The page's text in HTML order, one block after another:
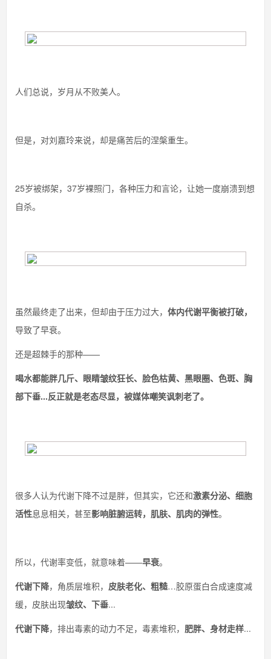
人们总说，岁月从不败美人。
但是，对刘嘉玲来说，却是痛苦后的涅槃重生。
25岁被绑架，37岁裸照门，各种压力和言论，让她一度崩溃到想
自杀。
虽然最终走了出来，但却由于压力过大， 体内代谢平衡被打破，
导致了早衰。
还是超棘手的那种——
喝水都能胖几斤、眼睛皱纹狂长、脸色枯黄、黑眼圈、色斑、胸
部下垂...反正就是老态尽显，被媒体嘲笑讽刺老了。
很多人认为代谢下降不过是胖，但其实，它还和激素分泌、细胞
活性息息相关，甚至影响脏腑运转，肌肤、肌肉的弹性。
所以，代谢率变低，就意味着——早衰。
代谢下降，角质层堆积， 皮肤老化、粗糙…胶原蛋白合成速度减
缓，皮肤出现皱纹、下垂...
代谢下降，排出毒素的动力不足，毒素堆积， 肥胖、身材走样...